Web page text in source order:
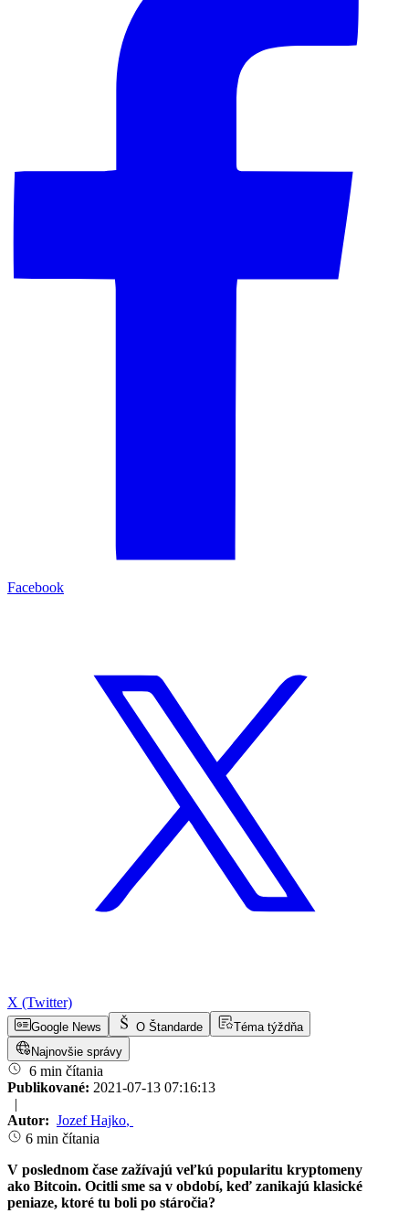
Facebook
X (Twitter)
Google News O Štandarde
Téma týždňa
Najnovšie správy
6 min čítania
Publikované: 2021-07-13 07:16:13
|
Autor: Jozef Hajko,
6 min čítania
V poslednom čase zažívajú veľkú popularitu kryptomeny
ako Bitcoin. Ocitli sme sa v období, keď zanikajú klasické
peniaze, ktoré tu boli po stáročia?